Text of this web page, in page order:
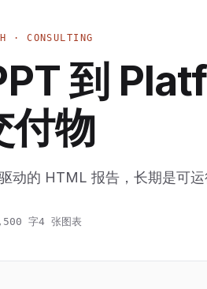
· CONSULTING
到
付物
动的 HTML 报告，长期是可
字4 张图表